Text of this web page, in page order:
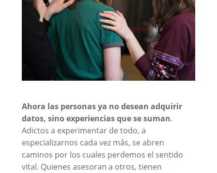
Ahora las personas ya no desean adquirir
datos, sino experiencias que se suman.
Adictos a experimentar de todo, a
especializarnos cada vez más, se abren
caminos por los cuales perdemos el sentido
vital. Quienes asesoran a otros, tienen